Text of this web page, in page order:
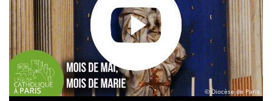
© Diocèse de Paris